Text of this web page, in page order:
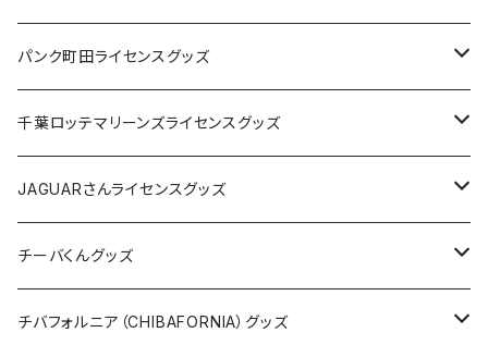
ステッカー
缶バッジ
ホテルキーホルダー
缶バッジ
アクリルキーホルダー
ホテルキーホルダー
クリアファイル
Tシャツ
Tシャツ
キャップ
バッグ
ステッカー
缶バッジ
パンク町田ライセンスグッズ
Tシャツ
キャップ
バッグ
ステッカー
千葉ロッテマリーンズライセンスグッズ
ステッカー
ステッカー
ステッカー大
缶バッジ
缶バッジ32mm
エコバッグ
JAGUARさんライセンスグッズ
Tシャツ
ステッカー
チーバくんグッズ
Tシャツ
チバフォルニア（CHIBAFORNIA）グッズ